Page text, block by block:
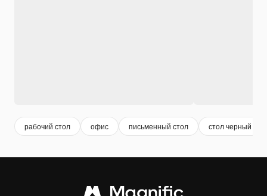
рабочий стол офис письменный стол стол черный